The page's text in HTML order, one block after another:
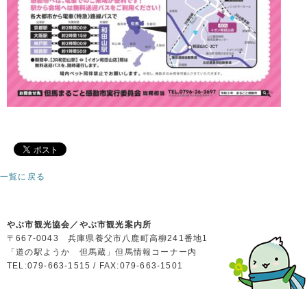
一覧に戻る
やぶ市観光協会／やぶ市観光案内所
〒667-0043 兵庫県養父市八鹿町高柳241番地1
「道の駅ようか 但馬蔵」但馬情報コーナー内
TEL:079-663-1515 / FAX:079-663-1501